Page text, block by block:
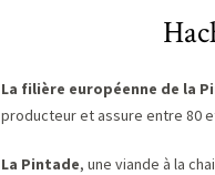
La filière européenne de la
producteur et assure entre 80
La Pintade, une viande à la